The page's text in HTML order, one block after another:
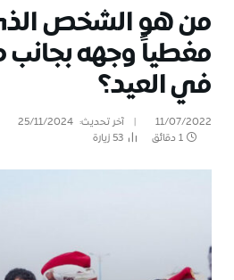
من هو الشخص
مغطياً وجهه
في العيد؟
11/07/2022 آخر تحديث: 25/11/2024
1 دقائق
53زيارة